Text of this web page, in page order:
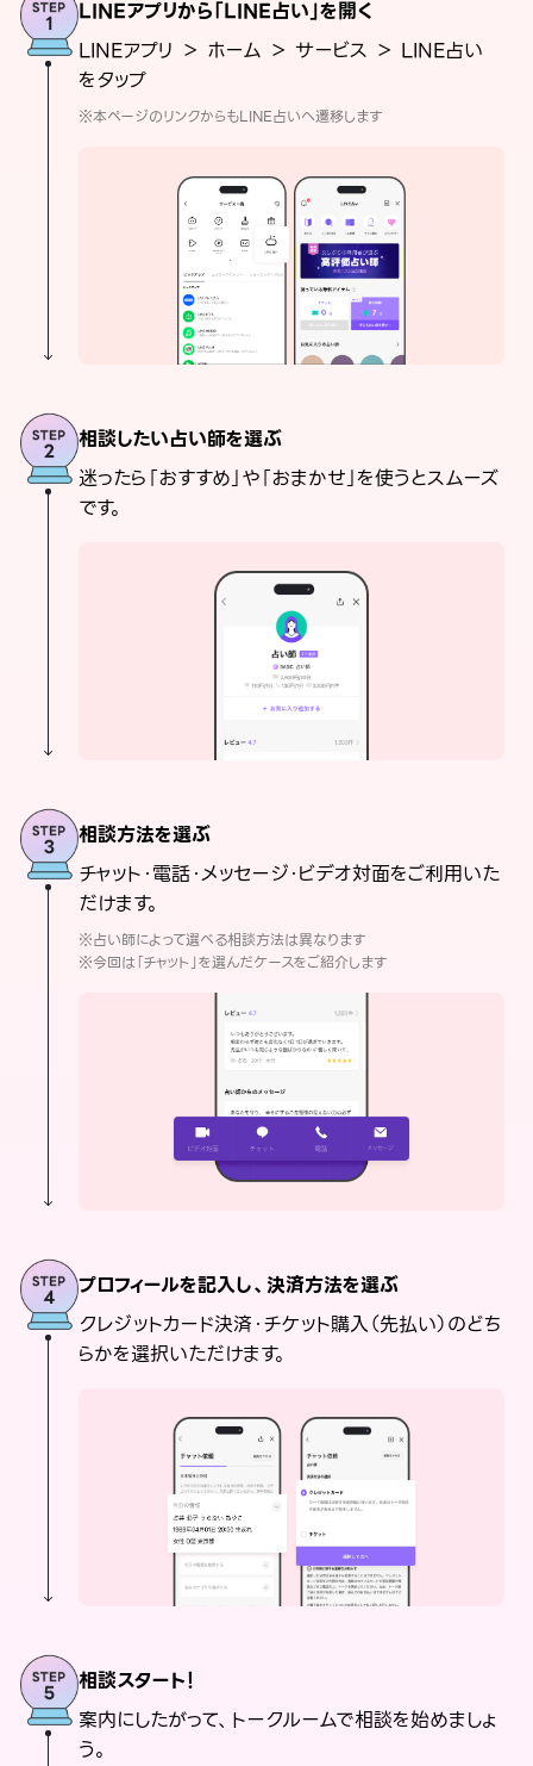
LINEアプリから「LINE占い」を開く
LINEアプリ ＞ ホーム ＞ サービス ＞ LINE占い
をタップ
※本ページのリンクからもLINE占いへ遷移します
相談したい占い師を選ぶ
迷ったら「おすすめ」や「おまかせ」を使うとスムーズ
です。
相談方法を選ぶ
チャット・電話・メッセージ・ビデオ対面をご利用いた
だけます。
※占い師によって選べる相談方法は異なります
※今回は「チャット」を選んだケースをご紹介します
プロフィールを記入し、決済方法を選ぶ
クレジットカード決済・チケット購入（先払い）のどち
らかを選択いただけます。
相談スタート！
案内にしたがって、トークルームで相談を始めましょ
う。